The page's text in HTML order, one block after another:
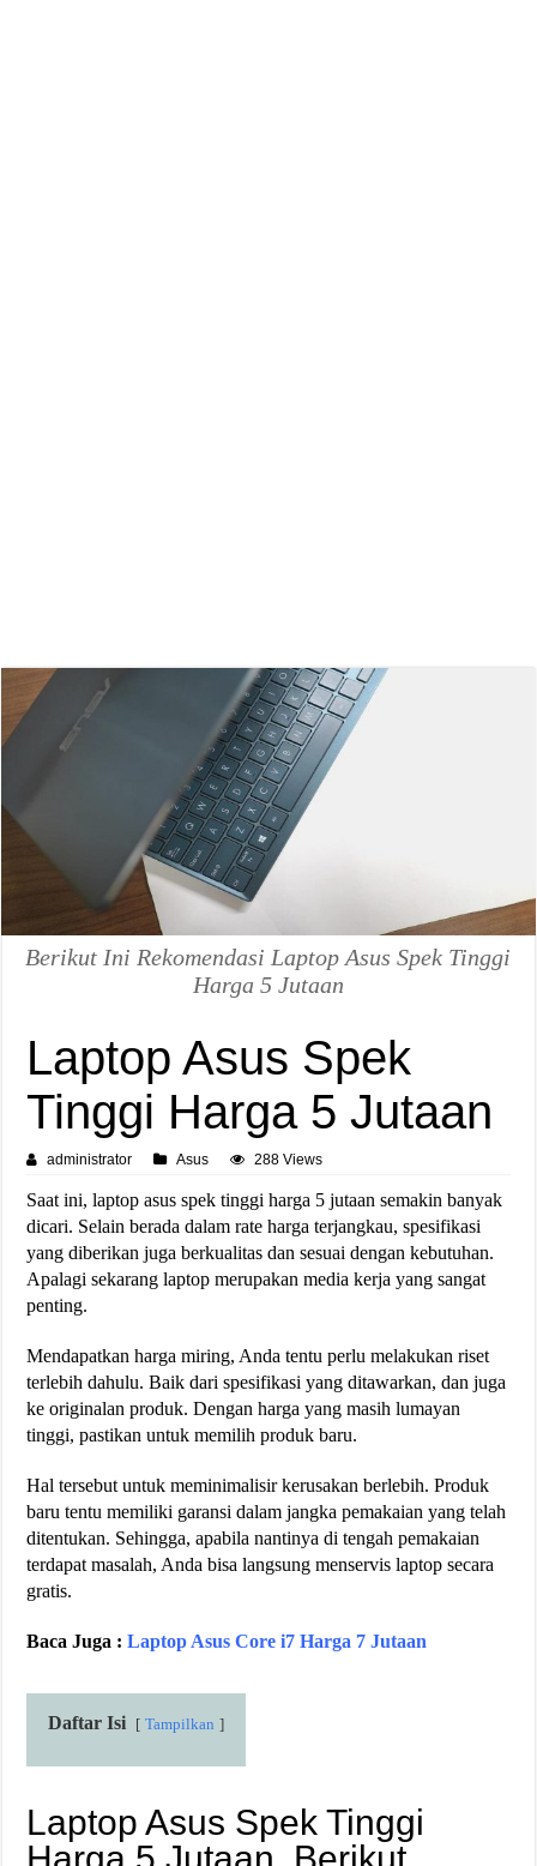
Berikut Ini Rekomendasi Laptop Asus Spek Tinggi
Harga 5 Jutaan
Laptop Asus Spek
Tinggi Harga 5 Jutaan
administrator Asus 288 Views
Saat ini, laptop asus spek tinggi harga 5 jutaan semakin banyak
dicari. Selain berada dalam rate harga terjangkau, spesifikasi
yang diberikan juga berkualitas dan sesuai dengan kebutuhan.
Apalagi sekarang laptop merupakan media kerja yang sangat
penting.
Mendapatkan harga miring, Anda tentu perlu melakukan riset
terlebih dahulu. Baik dari spesifikasi yang ditawarkan, dan juga
ke originalan produk. Dengan harga yang masih lumayan
tinggi, pastikan untuk memilih produk baru.
Hal tersebut untuk meminimalisir kerusakan berlebih. Produk
baru tentu memiliki garansi dalam jangka pemakaian yang telah
ditentukan. Sehingga, apabila nantinya di tengah pemakaian
terdapat masalah, Anda bisa langsung menservis laptop secara
gratis.
Baca Juga :Laptop Asus Core i7 Harga 7 Jutaan
Daftar Isi Tampilkan
Laptop Asus Spek Tinggi
Harga 5 Jutaan, Berikut